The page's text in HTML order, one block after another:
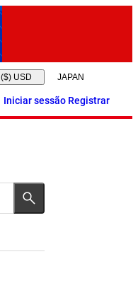
($) USD
Iniciar sessão Registrar